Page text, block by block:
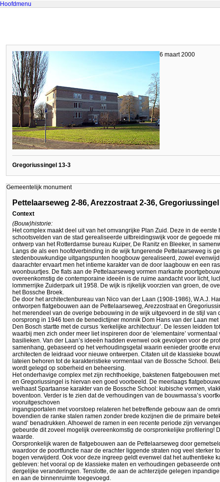
Hoofdmenu
6 maart 2000
Gregoriussingel 13-3
Gemeentelijk monument
Pettelaarseweg 2-86, Arezzostraat 2-36, Gregoriussingel
Context
(Bouw)historie:
Het complex maakt deel uit van het omvangrijke Plan Zuid. Deze in de
schootsvelden van de stad gerealiseerde uitbreidingswijk voor de gegoede
ontwerp van het Rotterdamse bureau Kuiper, De Ranitz en Bleeker, in
Langs de als een hoofdverbinding in de wijk fungerende Pettelaarseweg is
stedenbouwkundige uitgangspunten hoogbouw gerealiseerd, zowel
daarachter ervaart men het intieme karakter van de door laagbouw en een
woonbuurtjes. De flats aan de Pettelaarseweg vormen markante
overeenkomstig de contemporaine ideeën is de ruime aandacht voor licht,
lommerrijke Zuiderpark uit 1958. De wijk is rijkelijk voorzien van groen, de
het Bossche Broek.
De door het architectenbureau van Nico van der Laan (1908-1986), W.A.J.
ontworpen flatgebouwen aan de Pettelaarseweg, Arezzostraat en
het merendeel van de overige bebouwing in de wijk uitgevoerd in de stijl van
oorsprong in 1946 toen de benedictijner monnik Dom Hans van der Laan
Den Bosch startte met de cursus ‘kerkelijke architectuur’. De lessen leidden
waarbij men zich onder meer liet inspireren door de ‘elementaire’
basilieken. Van der Laan’s ideeën hadden evenwel ook gevolgen voor de
samenhang, gebaseerd op het verhoudingsgetal waarin eenieder grootte
architecten de leidraad voor nieuwe ontwerpen. Citaten uit de klassieke
lateien behoren tot de karakteristieke vormentaal van de Bossche School.
wordt gelegd op soberheid en beheersing.
Het onderhavige complex met zijn rechthoekige, bakstenen flatgebouwen
en Gregoriussingel is hiervan een goed voorbeeld. De meerlaags
welhaast Spartaanse karakter van de Bossche School: kubische vormen,
boventoon. Verder is te zien dat de verhoudingen van de bouwmassa’s
vooruitgeschoven
ingangsportalen met voorstoep relateren het betreffende gebouw aan de
bovendien de ranke stalen ramen zonder brede kozijnen die de primaire
wand’ benadrukken. Alhoewel de ramen in een recente periode zijn
gebeurde dit zoveel mogelijk overeenkomstig de oorspronkelijke profilering!
waarde.
Oorspronkelijk waren de flatgebouwen aan de Pettelaarseweg door
waardoor de poortfunctie naar de erachter liggende straten nog veel sterker
bogen verwijderd. Ook voor deze ingreep geldt evenwel dat het authentieke
gebleven: het vooral op de klassieke maten en verhoudingen gebaseerde
dergelijke veranderingen. Tenslotte, de aan de achterzijde gelegen
en aan de binnenruimte toegevoegd.